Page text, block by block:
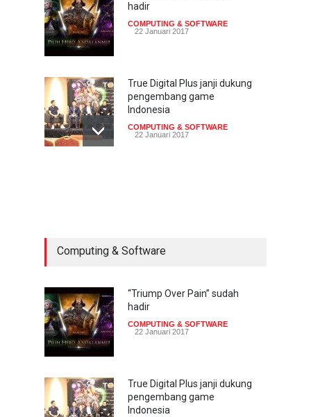
hadir
COMPUTING & SOFTWARE
22 Januari 2017
True Digital Plus janji dukung
pengembang game
Indonesia
COMPUTING & SOFTWARE
22 Januari 2017
pandangan mata
TECH SPEC
gencar
COMPUTING & SOFTWARE
7 Januari 2017
Computing & Software
“Triump Over Pain” sudah
hadir
COMPUTING & SOFTWARE
22 Januari 2017
True Digital Plus janji dukung
pengembang game
Indonesia